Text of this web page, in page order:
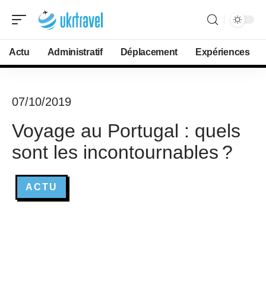
Actu Administratif Déplacement Expériences
07/10/2019
Voyage au Portugal : quels
sont les incontournables ?
ACTU